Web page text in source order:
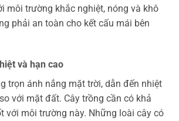
môi trường khắc nghiệt, nóng và khô
phải an toàn cho kết cấu mái bên
và hạn cao
trọn ánh nắng mặt trời, dẫn đến nhiệt
với mặt đất. Cây trồng cần có khả
với môi trường này. Những loài cây có